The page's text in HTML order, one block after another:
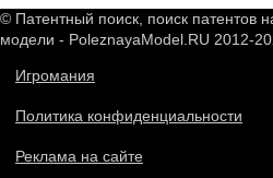
© Патентный поиск, поиск патентов
модели - PoleznayaModel.RU 2012-
Игромания
Политика конфиденциальности
Реклама на сайте